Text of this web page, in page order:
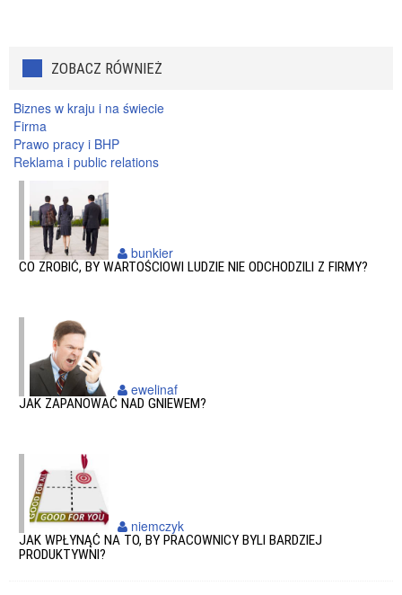
ZOBACZ RÓWNIEŻ
Biznes w kraju i na świecie
Firma
Prawo pracy i BHP
Reklama i public relations
CO ZROBIĆ, BY WARTOŚCIOWI LUDZIE NIE ODCHODZILI Z FIRMY?
bunkier
JAK ZAPANOWAĆ NAD GNIEWEM?
ewelinaf
JAK WPŁYNĄĆ NA TO, BY PRACOWNICY BYLI BARDZIEJ
PRODUKTYWNI?
niemczyk